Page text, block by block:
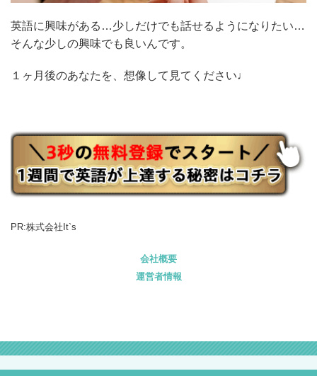
英語に興味がある…少しだけでも話せるようになりたい…
そんな少しの興味でも良いんです。
１ヶ月後のあなたを、想像して見てください♩
PR:株式会社It`s
会社概要
運営者情報